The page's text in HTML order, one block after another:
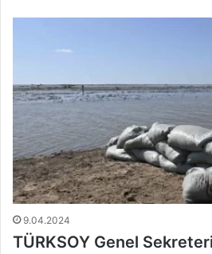
9.04.2024
TÜRKSOY Genel